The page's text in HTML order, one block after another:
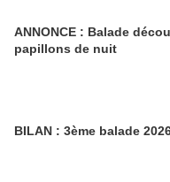
ANNONCE : Balade
papillons de nuit
BILAN : 3ème balade